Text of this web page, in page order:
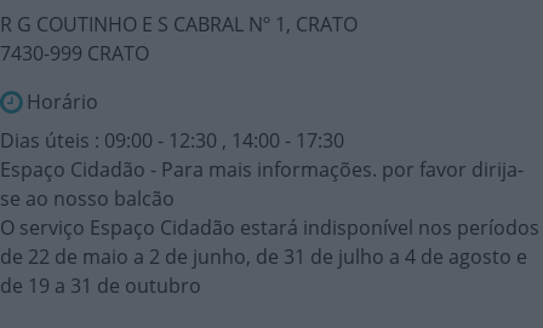
R G COUTINHO E S CABRAL Nº 1, CRATO
7430-999 CRATO
Horário
Dias úteis : 09:00 - 12:30 , 14:00 - 17:30
Espaço Cidadão - Para mais informações. por favor dirija-
se ao nosso balcão
O serviço Espaço Cidadão estará indisponível nos períodos
de 22 de maio a 2 de junho, de 31 de julho a 4 de agosto e
de 19 a 31 de outubro